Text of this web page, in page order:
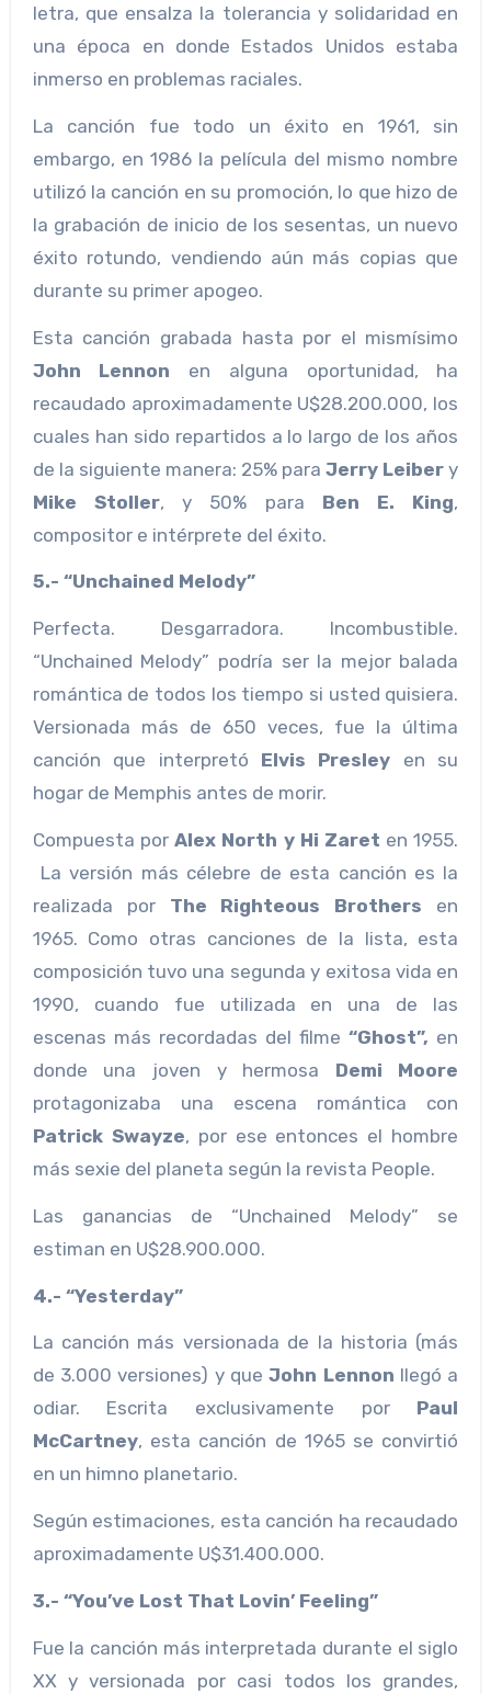
letra, que ensalza la tolerancia y solidaridad en
una época en donde Estados Unidos estaba
inmerso en problemas raciales.
La canción fue todo un éxito en 1961, sin
embargo, en 1986 la película del mismo nombre
utilizó la canción en su promoción, lo que hizo de
la grabación de inicio de los sesentas, un nuevo
éxito rotundo, vendiendo aún más copias que
durante su primer apogeo.
Esta canción grabada hasta por el mismísimo
John Lennon en alguna oportunidad, ha
recaudado aproximadamente U$28.200.000, los
cuales han sido repartidos a lo largo de los años
de la siguiente manera: 25% paraJerry Leiber y
Mike Stoller, y 50% para Ben E. King,
compositor e intérprete del éxito.
5.- “Unchained Melody”
Perfecta. Desgarradora. Incombustible.
“Unchained Melody” podría ser la mejor balada
romántica de todos los tiempo si usted quisiera.
Versionada más de 650 veces, fue la última
canción que interpretó Elvis Presley en su
hogar de Memphis antes de morir.
Compuesta porAlex North y Hi Zaret en 1955.
La versión más célebre de esta canción es la
realizada por The Righteous Brothers en
1965. Como otras canciones de la lista, esta
composición tuvo una segunda y exitosa vida en
1990, cuando fue utilizada en una de las
escenas más recordadas del filme“Ghost”, en
donde una joven y hermosa Demi Moore
protagonizaba una escena romántica con
Patrick Swayze, por ese entonces el hombre
más sexie del planeta según la revista People.
Las ganancias de “Unchained Melody” se
estiman en U$28.900.000.
4.- “Yesterday”
La canción más versionada de la historia (más
de 3.000 versiones) y queJohn Lennon llegó a
odiar. Escrita exclusivamente por Paul
McCartney, esta canción de 1965 se convirtió
en un himno planetario.
Según estimaciones, esta canción ha recaudado
aproximadamente U$31.400.000.
3.- “You’ve Lost That Lovin’ Feeling”
Fue la canción más interpretada durante el siglo
XX y versionada por casi todos los grandes,